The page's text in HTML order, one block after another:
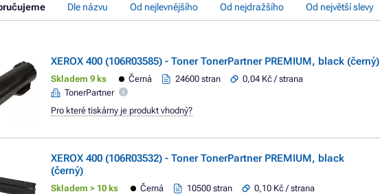
Dle názvu Od nejlevnějšího Od nejdražšího Od největší slevy
XEROX 400 (106R03585) - Toner TonerPartner PREMIUM, black (černý)
Skladem 9 ks Černá 24600 stran
0,04 Kč / strana
TonerPartner
Pro které tiskárny je produkt vhodný?
XEROX 400 (106R03532) - Toner TonerPartner PREMIUM, black
(černý)
Skladem > 10 ks Černá 10500 stran
0,10 Kč / strana